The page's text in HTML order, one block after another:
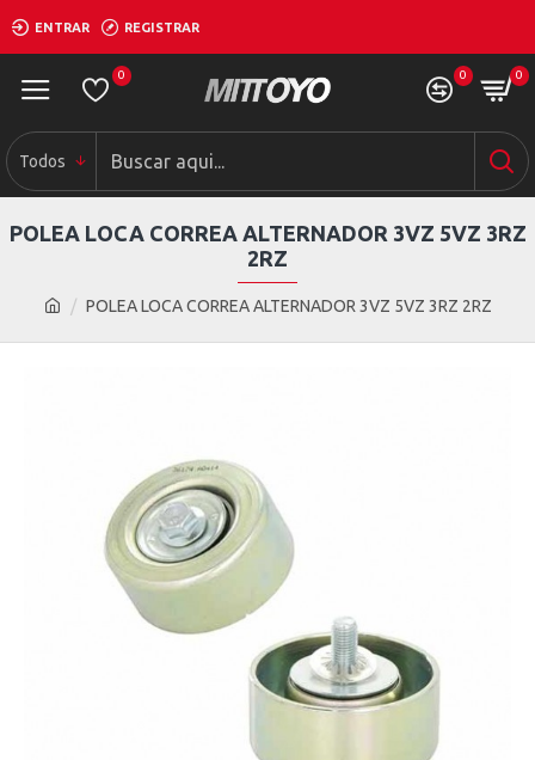
ENTRAR REGISTRAR
0 0 0
Todos
POLEA LOCA CORREA ALTERNADOR 3VZ 5VZ 3RZ 2RZ
POLEA LOCA CORREA ALTERNADOR 3VZ 5VZ 3RZ
2RZ